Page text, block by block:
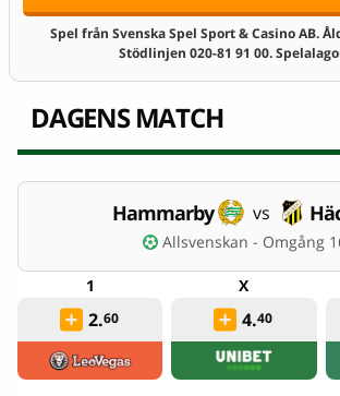
Spel från Svenska Spel Sport & Casino AB.
Stödlinjen 020-81 91 00.
DAGENS MATCH
Hammarby vs
Allsvenskan - Omgång
2.60 4.40